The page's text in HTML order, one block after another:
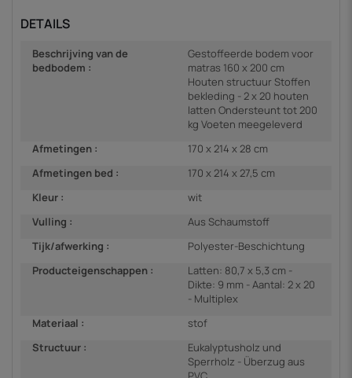
DETAILS
Beschrijving van de
bedbodem :
Gestoffeerde bodem voor
matras 160 x 200 cm
Houten structuur Stoffen
bekleding - 2 x 20 houten
latten Ondersteunt tot 200
kg Voeten meegeleverd
Afmetingen :
170 x 214 x 28 cm
Afmetingen bed :
170 x 214 x 27,5 cm
Kleur :
wit
Vulling :
Aus Schaumstoff
Tijk/afwerking :
Polyester-Beschichtung
Producteigenschappen :
Latten: 80,7 x 5,3 cm -
Dikte: 9 mm - Aantal: 2 x 20
- Multiplex
Materiaal :
stof
Structuur :
Eukalyptusholz und
Sperrholz - Überzug aus